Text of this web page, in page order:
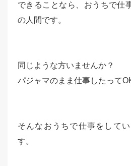
できることなら、おうちで仕
の人間です。
同じような方いませんか？
パジャマのまま仕事したって
そんなおうちで仕事をして
す。